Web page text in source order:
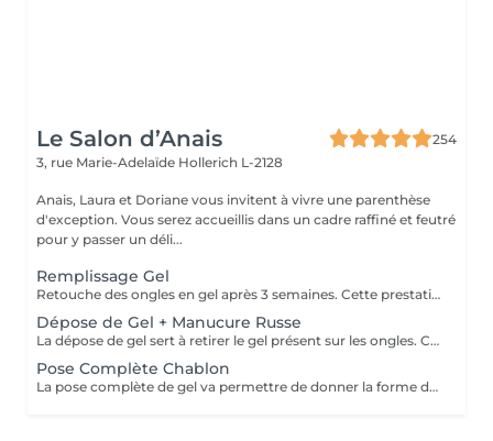
Le Salon d’Anais
254
3, rue Marie-Adelaïde Hollerich L-2128
Anais, Laura et Doriane vous invitent à vivre une parenthèse
d'exception. Vous serez accueillis dans un cadre raffiné et feutré
pour y passer un déli...
Remplissage Gel
Retouche des ongles en gel après 3 semaines. Cette prestation va permettre d'entretenir les ongles en gel en ponçant la surface du gel et en remodelant l'ongle avec une nouvelle couche de gel et de couleur.
Dépose de Gel + Manucure Russe
La dépose de gel sert à retirer le gel présent sur les ongles. Cette prestation comprend le ponçage du gel et une manucure.
Pose Complète Chablon
La pose complète de gel va permettre de donner la forme désirée en rallongeant les ongles (préalablement préparés) par la technique du chablon. Ensuite vient la pose du gel qui sera façonné et enfin la pose de la couleur ou de la French.